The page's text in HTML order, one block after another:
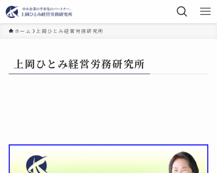
ホーム 上岡ひとみ経営労務研究所
上岡ひとみ経営労務研究所